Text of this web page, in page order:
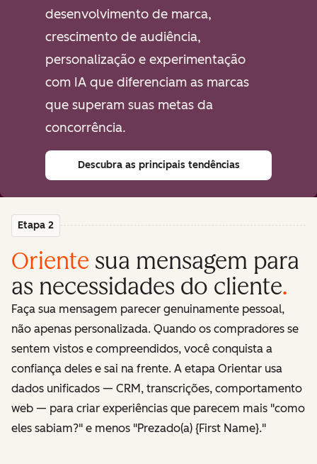
desenvolvimento de marca,
crescimento de audiência,
personalização e experimentação
com IA que diferenciam as marcas
que superam suas metas da
concorrência.
Descubra as principais tendências
Etapa 2
Oriente sua mensagem para
as necessidades do cliente.
Faça sua mensagem parecer genuinamente pessoal,
não apenas personalizada. Quando os compradores se
sentem vistos e compreendidos, você conquista a
confiança deles e sai na frente. A etapa Orientar usa
dados unificados — CRM, transcrições, comportamento
web — para criar experiências que parecem mais "como
eles sabiam?" e menos "Prezado(a) {First Name}."